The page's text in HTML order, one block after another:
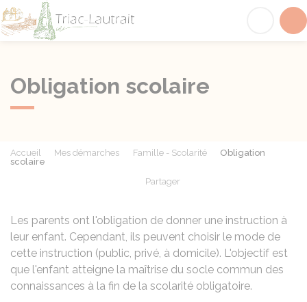
Obligation scolaire
Accueil Mes démarches Famille - Scolarité
Obligation
scolaire
Partager
Les parents ont l'obligation de donner une instruction à
leur enfant. Cependant, ils peuvent choisir le mode de
cette instruction (public, privé, à domicile). L'objectif est
que l'enfant atteigne la maîtrise du socle commun des
connaissances à la fin de la scolarité obligatoire.